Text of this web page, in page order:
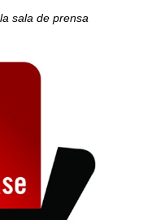
sala de prensa